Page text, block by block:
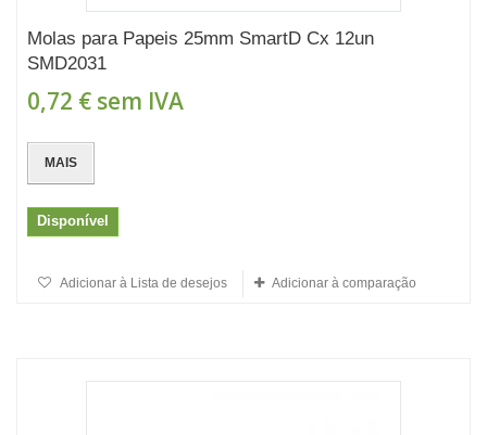
Molas para Papeis 25mm SmartD Cx 12un
SMD2031
0,72 € sem IVA
MAIS
Disponível
Adicionar à Lista de desejos Adicionar à comparação